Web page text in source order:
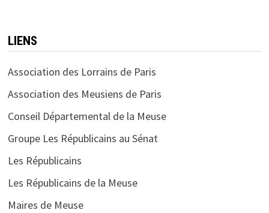
LIENS
Association des Lorrains de Paris
Association des Meusiens de Paris
Conseil Départemental de la Meuse
Groupe Les Républicains au Sénat
Les Républicains
Les Républicains de la Meuse
Maires de Meuse